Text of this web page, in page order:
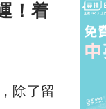
！着
除了留